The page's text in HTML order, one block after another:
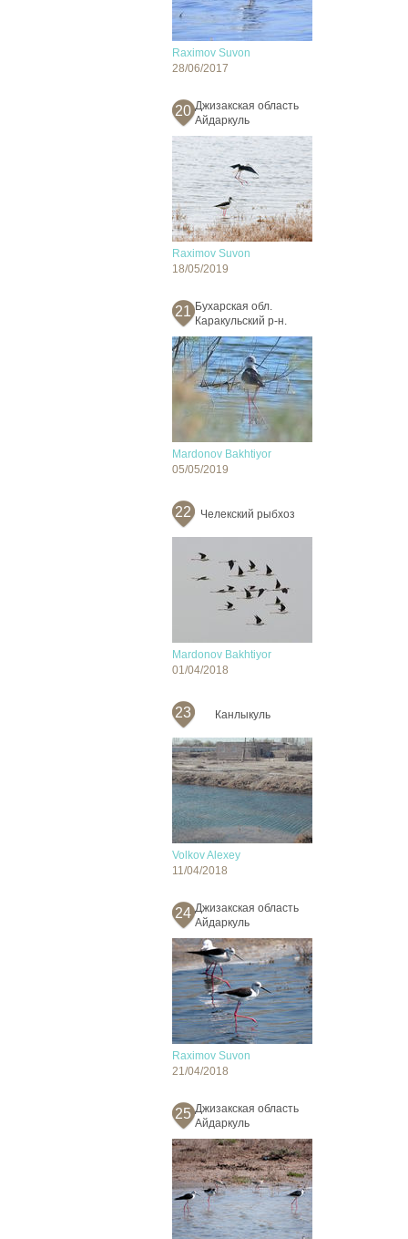
Raximov Suvon
28/06/2017
20 Джизакская область
Айдаркуль
Raximov Suvon
18/05/2019
21 Бухарская обл.
Каракульский р-н.
Mardonov Bakhtiyor
05/05/2019
22 Челекский рыбхоз
Mardonov Bakhtiyor
01/04/2018
23 Канлыкуль
Volkov Alexey
11/04/2018
24 Джизакская область
Айдаркуль
Raximov Suvon
21/04/2018
25 Джизакская область
Айдаркуль